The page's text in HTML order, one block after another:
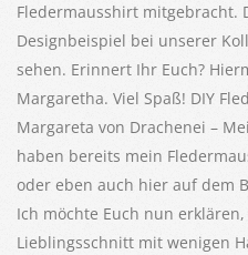
Fledermausshirt mitgebracht.
Designbeispiel bei unserer
sehen. Erinnert Ihr Euch?
Margaretha. Viel Spaß! DIY
Margareta von Drachenei –
haben bereits mein
oder eben auch hier auf dem
Ich möchte Euch nun
Lieblingsschnitt mit wenigen